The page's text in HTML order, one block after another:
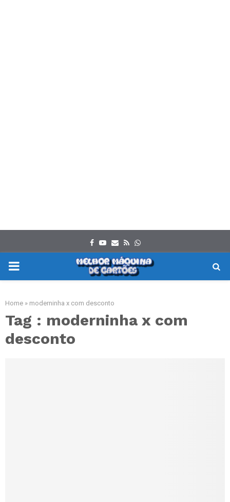
Facebook
Youtube
Email
RssWhatsapp
PRIMARY
Home » moderninha x com desconto
Tag : moderninha x com
desconto